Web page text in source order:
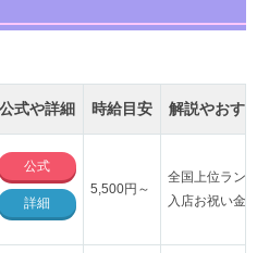
公式や詳細 時給目安 解説やおす
公式
詳細
5,500円～
全国上位ラン
入店お祝い金